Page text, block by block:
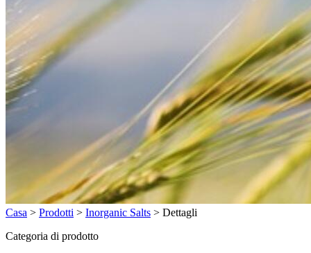
Casa > Prodotti > Inorganic Salts > Dettagli
Categoria di prodotto